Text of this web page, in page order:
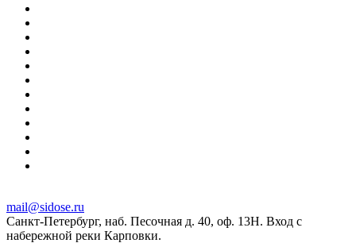
mail@sidose.ru
Санкт-Петербург, наб. Песочная д. 40, оф. 13Н. Вход с
набережной реки Карповки.